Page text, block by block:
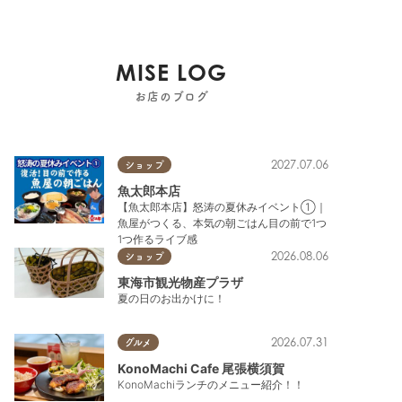
MISE LOG
お店のブログ
ショップ 2027.07.06
魚太郎本店
【魚太郎本店】怒涛の夏休みイベント①｜
魚屋がつくる、本気の朝ごはん目の前で1つ
1つ作るライブ感
ショップ 2026.08.06
東海市観光物産プラザ
夏の日のお出かけに！
グルメ 2026.07.31
KonoMachi Cafe 尾張横須賀
KonoMachiランチのメニュー紹介！！